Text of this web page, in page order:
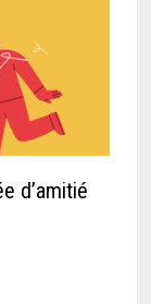
d’amitié